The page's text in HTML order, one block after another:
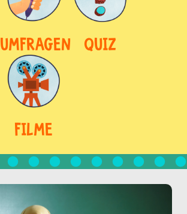
UMFRAGEN QUIZ
FILME